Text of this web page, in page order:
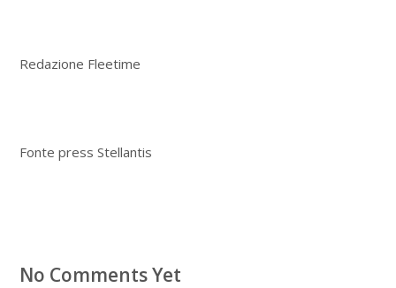
Redazione Fleetime
Fonte press Stellantis
No Comments Yet